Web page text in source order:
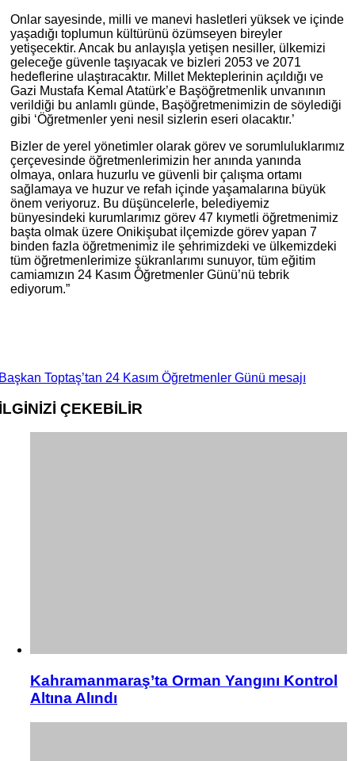
Onlar sayesinde, milli ve manevi hasletleri yüksek ve içinde
yaşadığı toplumun kültürünü özümseyen bireyler
yetişecektir. Ancak bu anlayışla yetişen nesiller, ülkemizi
geleceğe güvenle taşıyacak ve bizleri 2053 ve 2071
hedeflerine ulaştıracaktır. Millet Mekteplerinin açıldığı ve
Gazi Mustafa Kemal Atatürk’e Başöğretmenlik unvanının
verildiği bu anlamlı günde, Başöğretmenimizin de söylediği
gibi ‘Öğretmenler yeni nesil sizlerin eseri olacaktır.’
Bizler de yerel yönetimler olarak görev ve sorumluluklarımız
çerçevesinde öğretmenlerimizin her anında yanında
olmaya, onlara huzurlu ve güvenli bir çalışma ortamı
sağlamaya ve huzur ve refah içinde yaşamalarına büyük
önem veriyoruz. Bu düşüncelerle, belediyemiz
bünyesindeki kurumlarımız görev 47 kıymetli öğretmenimiz
başta olmak üzere Onikişubat ilçemizde görev yapan 7
binden fazla öğretmenimiz ile şehrimizdeki ve ülkemizdeki
tüm öğretmenlerimize şükranlarımı sunuyor, tüm eğitim
camiamızın 24 Kasım Öğretmenler Günü’nü tebrik
ediyorum.”
Toptaş’tan 24 Kasım Öğretmenler Günü mesajı
ÇEKEBİLİR
Kahramanmaraş’ta Orman Yangını Kontrol
Altına Alındı